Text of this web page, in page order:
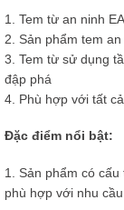
1. Tem từ an ninh
2. Sản phẩm tem
3. Tem từ sử dụng
đập phá
4. Phù hợp với tất
Đặc điểm nổi bật:
1. Sản phẩm có
phù hợp với nhu